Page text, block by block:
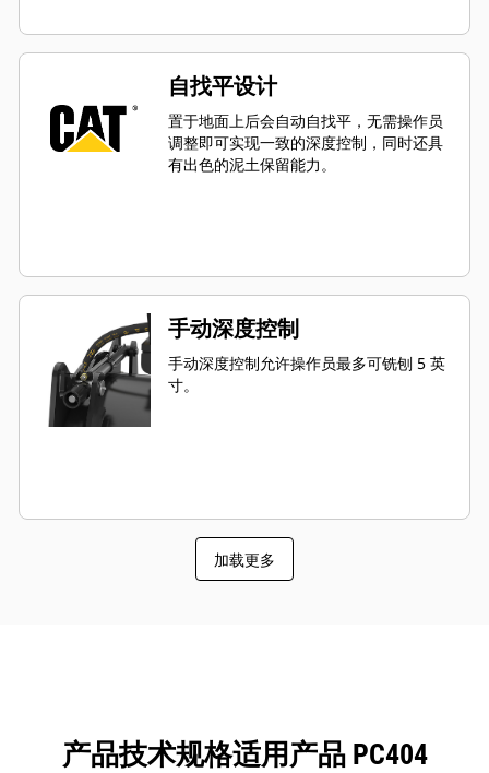
自找平设计
置于地面上后会自动自找平，无需操作员
调整即可实现一致的深度控制，同时还具
有出色的泥土保留能力。
手动深度控制
手动深度控制允许操作员最多可铣刨 5 英
寸。
加载更多
产品技术规格适用产品 PC404